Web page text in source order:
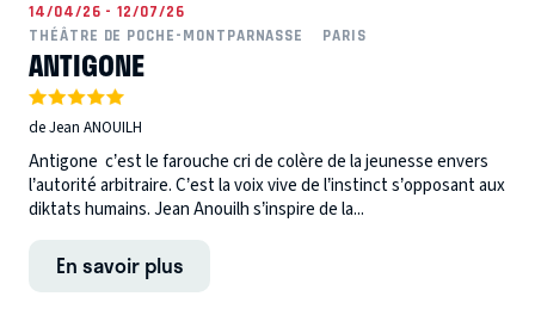
14/04/26 - 12/07/26
THÉÂTRE DE POCHE-MONTPARNASSE
PARIS
ANTIGONE
de Jean ANOUILH
Antigone c’est le farouche cri de colère de la jeunesse envers
l’autorité arbitraire. C’est la voix vive de l’instinct s’opposant aux
diktats humains. Jean Anouilh s’inspire de la...
En savoir plus